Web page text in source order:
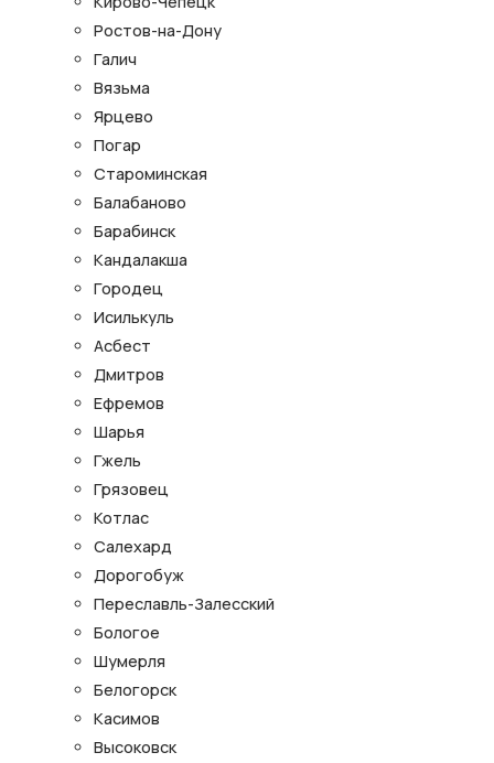
Ростов-на-Дону
Галич
Вязьма
Ярцево
Погар
Староминская
Балабаново
Барабинск
Кандалакша
Городец
Исилькуль
Асбест
Дмитров
Ефремов
Шарья
Гжель
Грязовец
Котлас
Салехард
Дорогобуж
Переславль-Залесский
Бологое
Шумерля
Белогорск
Касимов
Высоковск